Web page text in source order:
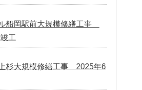
船岡駅前大規模修繕工事
工
杉大規模修繕工事 2025年6